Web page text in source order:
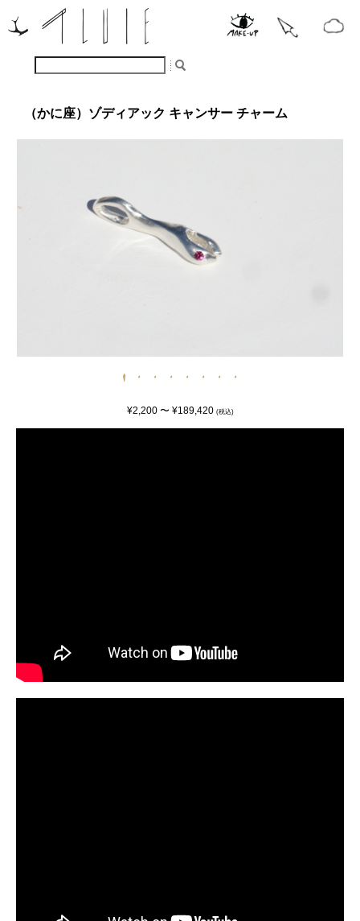
（かに座）ゾディアック キャンサー チャーム
¥2,200 〜 ¥189,420 (税込)